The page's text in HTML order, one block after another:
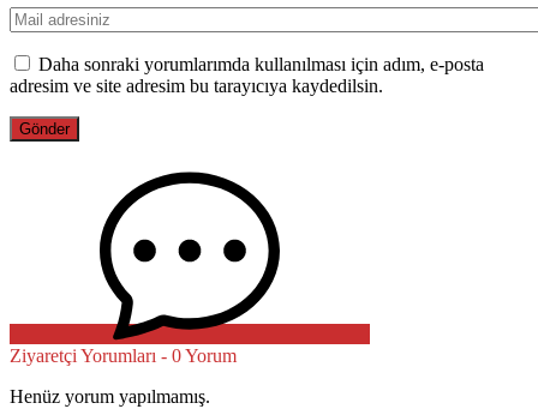
Daha sonraki yorumlarımda kullanılması için adım, e-posta
adresim ve site adresim bu tarayıcıya kaydedilsin.
Ziyaretçi Yorumları - 0 Yorum
Henüz yorum yapılmamış.